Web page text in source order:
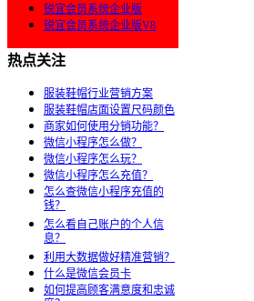
锐宜会员系统企业版
锐宜会员系统企业版V8
热点关注
服装鞋帽行业营销方案
服装鞋帽店面设置尺码颜色
商家如何使用分销功能？
微信小程序怎么做？
微信小程序怎么玩？
微信小程序怎么充值？
怎么查微信小程序充值的
钱？
怎么看自己账户的个人信
息？
利用大数据做好精准营销？
什么是微信会员卡
如何提高顾客满意度和忠诚